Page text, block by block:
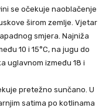
se očekuje naoblačenje
širom zemlje. Vjetar
smjera. Najniža
10 i 15°C, na jugu do
uglavnom između 18 i
pretežno sunčano. U
satima po kotlinama